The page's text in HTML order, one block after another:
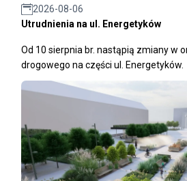
2026-08-06
Utrudnienia na ul. Energetyków
Od 10 sierpnia br. nastąpią zmiany w
drogowego na części ul. Energetyków.